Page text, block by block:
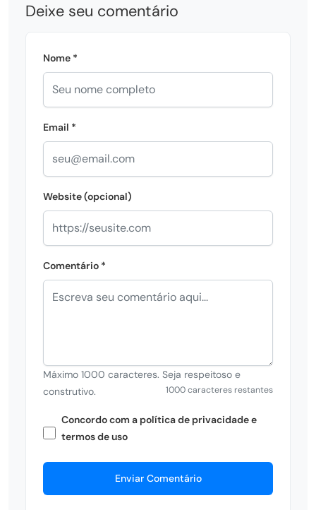
Deixe seu comentário
Nome *
Email *
Website (opcional)
Comentário *
Máximo 1000 caracteres. Seja respeitoso e
construtivo.
1000 caracteres restantes
Concordo com a política de privacidade e
termos de uso
Enviar Comentário